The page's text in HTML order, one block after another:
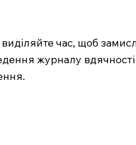
час, щоб
журналу